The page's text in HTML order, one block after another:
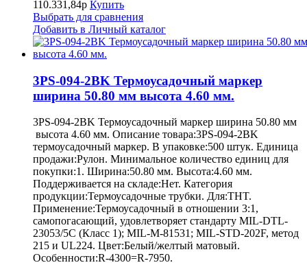
110.331,84р Купить
Выбрать для сравнения
Добавить в Личный каталог
3PS-094-2BK Термоусадочный маркер
ширина 50.80 мм высота 4.60 мм.
3PS-094-2BK Термоусадочный маркер ширина 50.80 мм
высота 4.60 мм. Описание товара:3PS-094-2BK
термоусадочный маркер. В упаковке:500 штук. Единица
продажи:Рулон. Минимальное количество единиц для
покупки:1. Ширина:50.80 мм. Высота:4.60 мм.
Поддерживается на складе:Нет. Категория
продукции:Термоусадочные трубки. Для:THT.
Применение:Термоусадочный в отношении 3:1,
самопогасающий, удовлетворяет стандарту MIL-DTL-
23053/5C (Класс 1); MIL-M-81531; MIL-STD-202F, метод
215 и UL224. Цвет:Белый/желтый матовый.
Особенности:R-4300=R-7950.